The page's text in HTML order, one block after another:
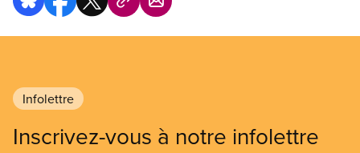
Infolettre
Inscrivez-vous à notre infolettre